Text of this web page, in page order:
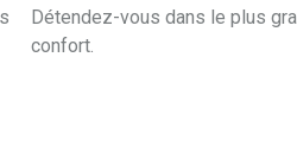
Détendez-vous dans le plus
confort.